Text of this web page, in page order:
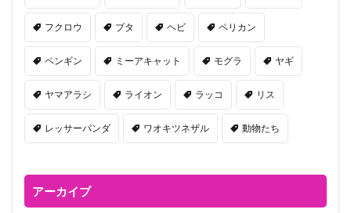
フクロウ ブタ ヘビ ペリカン
ペンギン ミーアキャット モグラ ヤギ
ヤマアラシ ライオン ラッコ リス
レッサーパンダ ワオキツネザル 動物たち
アーカイブ